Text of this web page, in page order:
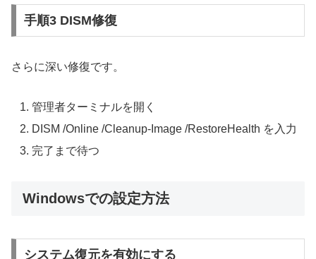
手順3 DISM修復
さらに深い修復です。
管理者ターミナルを開く
DISM /Online /Cleanup-Image /RestoreHealth を入力
完了まで待つ
Windowsでの設定方法
システム復元を有効にする